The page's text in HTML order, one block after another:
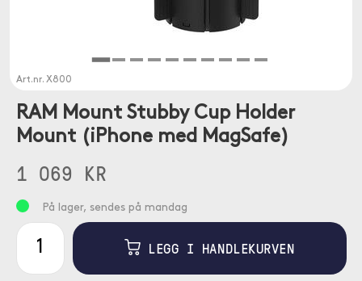
Art.nr. X800
RAM Mount Stubby Cup Holder
Mount (iPhone med MagSafe)
1 069 KR
På lager, sendes på mandag
LEGG I HANDLEKURVEN